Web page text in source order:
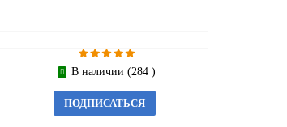
В наличии (284 )
ПОДПИСАТЬСЯ